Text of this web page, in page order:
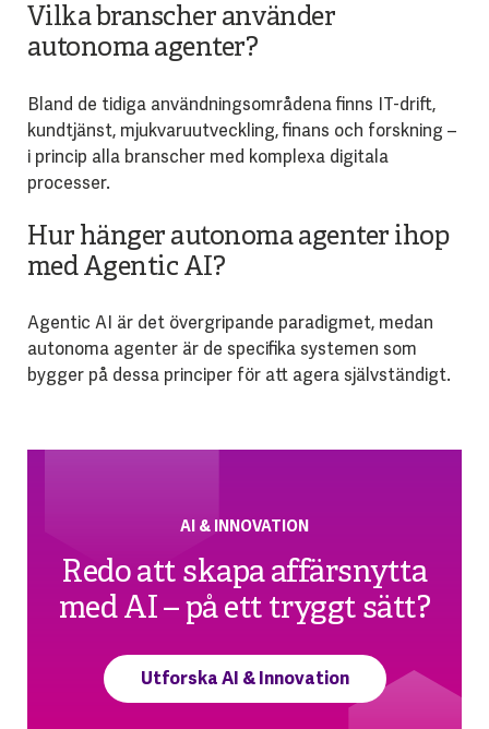
Vilka branscher använder
autonoma agenter?
Bland de tidiga användningsområdena finns IT-drift,
kundtjänst, mjukvaruutveckling, finans och forskning –
i princip alla branscher med komplexa digitala
processer.
Hur hänger autonoma agenter ihop
med Agentic AI?
Agentic AI är det övergripande paradigmet, medan
autonoma agenter är de specifika systemen som
bygger på dessa principer för att agera självständigt.
AI & INNOVATION
Redo att skapa affärsnytta
med AI – på ett tryggt sätt?
Utforska AI & Innovation